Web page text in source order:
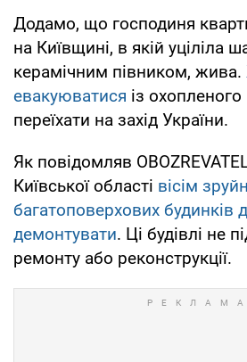
Додамо, що господиня
на Київщині, в якій уціліла
керамічним півником, жива.
евакуюватися із
переїхати на захід України.
Як повідомляв
Київської області вісім
багатоповерхових будинків
демонтувати. Ці будівлі не
ремонту або реконструкції.